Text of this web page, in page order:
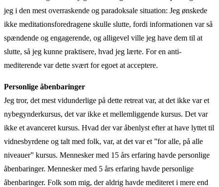
jeg i den mest overraskende og paradoksale situation: Jeg ønskede
ikke meditationsforedragene skulle slutte, fordi informationen var så
spændende og engagerende, og alligevel ville jeg have dem til at
slutte, så jeg kunne praktisere, hvad jeg lærte. For en anti-
mediterende var dette svært for egoet at acceptere.
Personlige åbenbaringer
Jeg tror, ​​det mest vidunderlige på dette retreat var, at det ikke var et
nybegynderkursus, det var ikke et mellemliggende kursus. Det var
ikke et avanceret kursus. Hvad der var åbenlyst efter at have lyttet til
vidnesbyrdene og talt med folk, var, at det var et ”for alle, på alle
niveauer” kursus. Mennesker med 15 års erfaring havde personlige
åbenbaringer. Mennesker med 5 års erfaring havde personlige
åbenbaringer. Folk som mig, der aldrig havde mediteret i mere end